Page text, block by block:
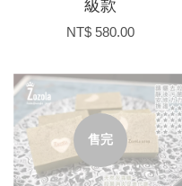
級款
NT$ 580.00
售完